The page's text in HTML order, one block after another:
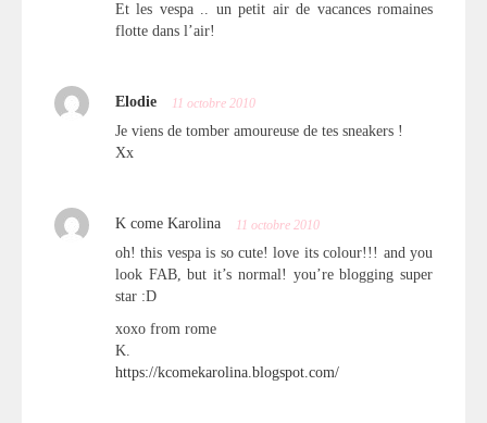
Et les vespa .. un petit air de vacances romaines
flotte dans l’air!
Elodie 11 octobre 2010
Je viens de tomber amoureuse de tes sneakers !
Xx
K come Karolina 11 octobre 2010
oh! this vespa is so cute! love its colour!!! and you
look FAB, but it’s normal! you’re blogging super
star :D
xoxo from rome
K.
https://kcomekarolina.blogspot.com/